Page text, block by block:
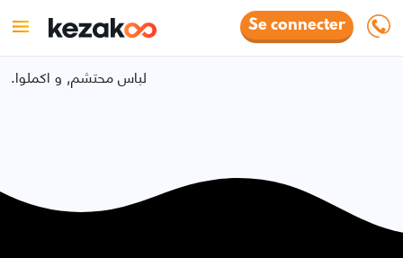
Se connecter
.لباس محتشم, و اكملوا